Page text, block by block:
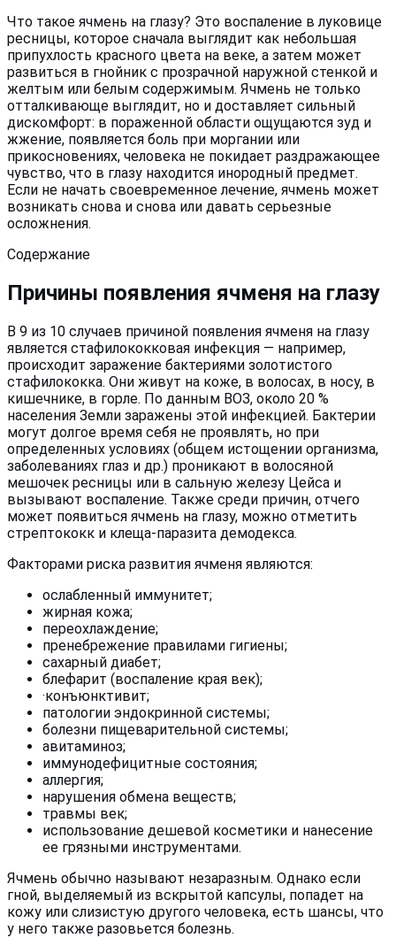
Что такое ячмень на глазу? Это воспаление в луковице
ресницы, которое сначала выглядит как небольшая
припухлость красного цвета на веке, а затем может
развиться в гнойник с прозрачной наружной стенкой и
желтым или белым содержимым. Ячмень не только
отталкивающе выглядит, но и доставляет сильный
дискомфорт: в пораженной области ощущаются зуд и
жжение, появляется боль при моргании или
прикосновениях, человека не покидает раздражающее
чувство, что в глазу находится инородный предмет.
Если не начать своевременное лечение, ячмень может
возникать снова и снова или давать серьезные
осложнения.
Содержание
Причины появления ячменя на глазу
В 9 из 10 случаев причиной появления ячменя на глазу
является стафилококковая инфекция — например,
происходит заражение бактериями золотистого
стафилококка. Они живут на коже, в волосах, в носу, в
кишечнике, в горле. По данным ВОЗ, около 20 %
населения Земли заражены этой инфекцией. Бактерии
могут долгое время себя не проявлять, но при
определенных условиях (общем истощении организма,
заболеваниях глаз и др.) проникают в волосяной
мешочек ресницы или в сальную железу Цейса и
вызывают воспаление. Также среди причин, отчего
может появиться ячмень на глазу, можно отметить
стрептококк и клеща-паразита демодекса.
Факторами риска развития ячменя являются:
ослабленный иммунитет;
жирная кожа;
переохлаждение;
пренебрежение правилами гигиены;
сахарный диабет;
блефарит (воспаление края век);
·конъюнктивит;
патологии эндокринной системы;
болезни пищеварительной системы;
авитаминоз;
иммунодефицитные состояния;
аллергия;
нарушения обмена веществ;
травмы век;
использование дешевой косметики и нанесение
ее грязными инструментами.
Ячмень обычно называют незаразным. Однако если
гной, выделяемый из вскрытой капсулы, попадет на
кожу или слизистую другого человека, есть шансы, что
у него также разовьется болезнь.